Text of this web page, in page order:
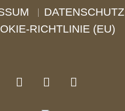
DATENSCHUTZ
RICHTLINIE (EU)